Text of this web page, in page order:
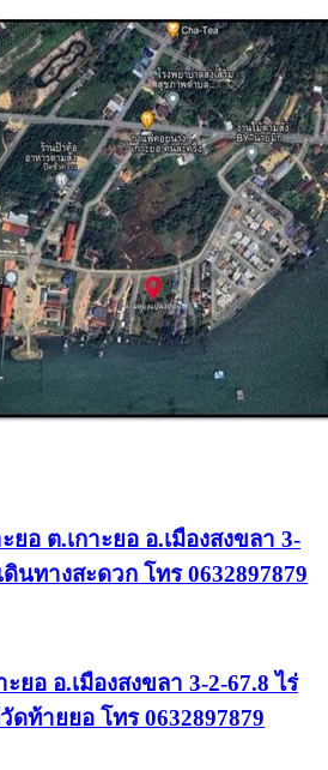
ยอ ต.เกาะยอ อ.เมืองสงขลา 3-
นทางสะดวก โทร 0632897879
ยอ อ.เมืองสงขลา 3-2-67.8 ไร่
ท้ายยอ โทร 0632897879